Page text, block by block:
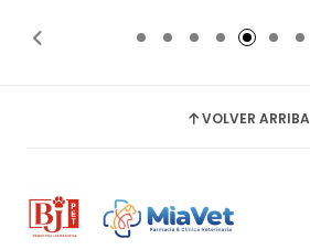
VOLVER ARRIBA